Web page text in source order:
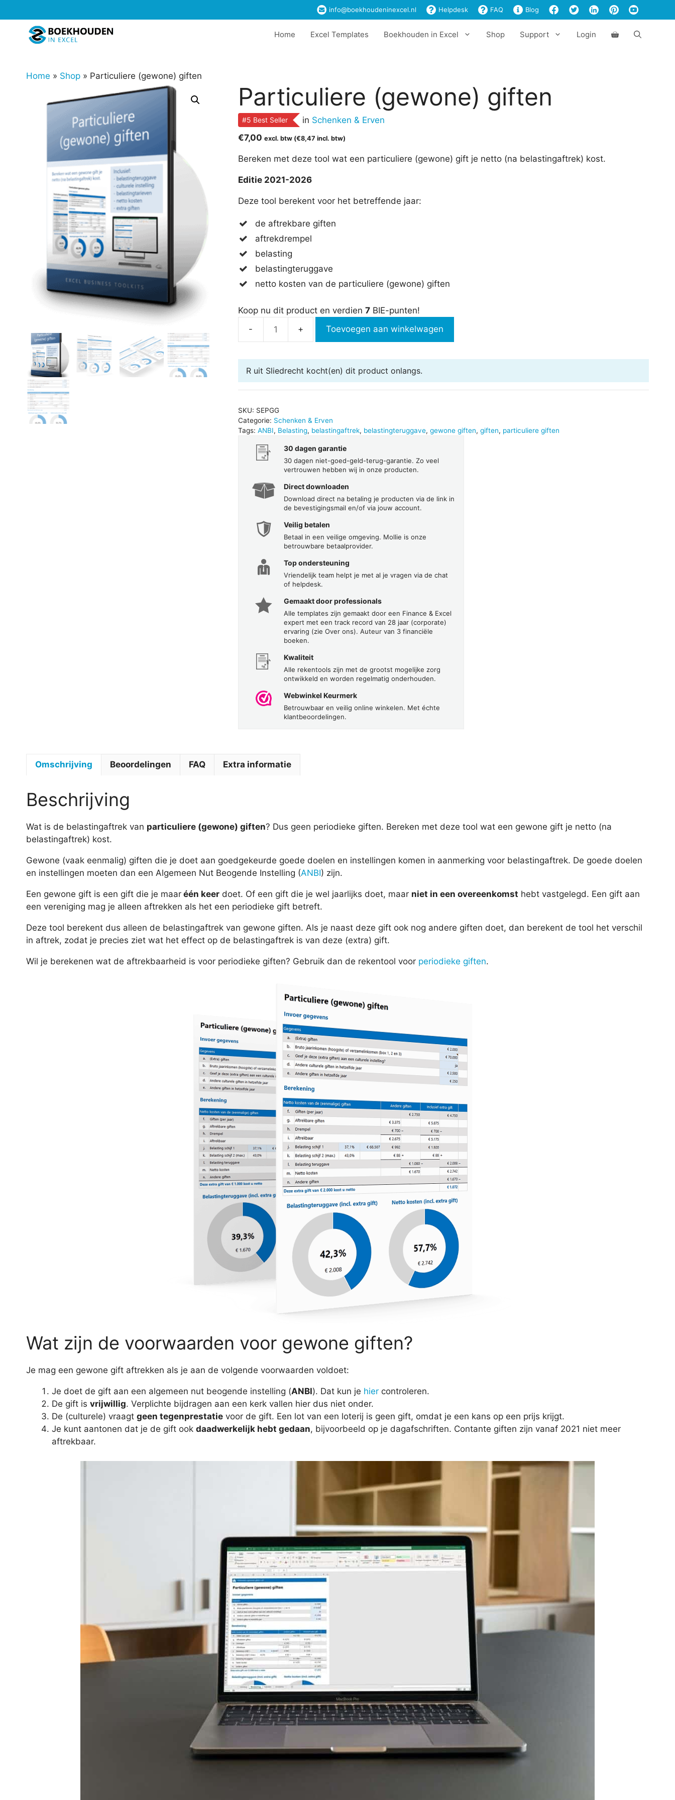
naar
info@boekhoudeninexcel.nl Helpdesk FAQ Blog
Home Excel Templates Boekhouden in Excel Shop Support Login
Home » Shop » Particuliere (gewone) giften
Particuliere (gewone) giften
#5 Best Seller in Schenken & Erven
€7,00 excl. btw (€8,47 incl. btw)
Bereken met deze tool wat een particuliere (gewone) gift je netto (na belastingaftrek) kost.
Editie 2021-2026
Deze tool berekent voor het betreffende jaar:
de aftrekbare giften
aftrekdrempel
belasting
belastingteruggave
netto kosten van de particuliere (gewone) giften
Koop nu dit product en verdien 7BIE-punten!
Particuliere
giften
aantal
Toevoegen aan winkelwagen
R uit Sliedrecht kocht(en) dit product onlangs.
SKU: SEPGG
Categorie: Schenken & Erven
Tags: ANBI, Belasting, belastingaftrek, belastingteruggave, gewone giften, giften, particuliere giften
30 dagen garantie
30 dagen niet-goed-geld-terug-garantie. Zo veel
vertrouwen hebben wij in onze producten.
Direct downloaden
Download direct na betaling je producten via de link in
de bevestigingsmail en/of via jouw account.
Veilig betalen
Betaal in een veilige omgeving. Mollie is onze
betrouwbare betaalprovider.
Top ondersteuning
Vriendelijk team helpt je met al je vragen via de chat
of helpdesk.
Gemaakt door professionals
Alle templates zijn gemaakt door een Finance & Excel
expert met een track record van 28 jaar (corporate)
ervaring (zie Over ons). Auteur van 3 financiële
boeken.
Kwaliteit
Alle rekentools zijn met de grootst mogelijke zorg
ontwikkeld en worden regelmatig onderhouden.
Webwinkel Keurmerk
Betrouwbaar en veilig online winkelen. Met échte
klantbeoordelingen.
Omschrijving Beoordelingen FAQ Extra informatie
Beschrijving
Wat is de belastingaftrek van particuliere (gewone) giften? Dus geen periodieke giften. Bereken met deze tool wat een gewone gift je netto (na
belastingaftrek) kost.
Gewone (vaak eenmalig) giften die je doet aan goedgekeurde goede doelen en instellingen komen in aanmerking voor belastingaftrek. De goede doelen
en instellingen moeten dan een Algemeen Nut Beogende Instelling (ANBI) zijn.
Een gewone gift is een gift die je maar één keer doet. Of een gift die je wel jaarlijks doet, maar niet in een overeenkomst hebt vastgelegd. Een gift aan
een vereniging mag je alleen aftrekken als het een periodieke gift betreft.
Deze tool berekent dus alleen de belastingaftrek van gewone giften. Als je naast deze gift ook nog andere giften doet, dan berekent de tool het verschil
in aftrek, zodat je precies ziet wat het effect op de belastingaftrek is van deze (extra) gift.
Wil je berekenen wat de aftrekbaarheid is voor periodieke giften? Gebruik dan de rekentool voor periodieke giften.
Wat zijn de voorwaarden voor gewone giften?
Je mag een gewone gift aftrekken als je aan de volgende voorwaarden voldoet:
Je doet de gift aan een algemeen nut beogende instelling (ANBI). Dat kun je hier controleren.
De gift is vrijwillig. Verplichte bijdragen aan een kerk vallen hier dus niet onder.
De (culturele) vraagt geen tegenprestatie voor de gift. Een lot van een loterij is geen gift, omdat je een kans op een prijs krijgt.
Je kunt aantonen dat je de gift ook daadwerkelijk hebt gedaan, bijvoorbeeld op je dagafschriften. Contante giften zijn vanaf 2021 niet meer
aftrekbaar.
giften
aantal